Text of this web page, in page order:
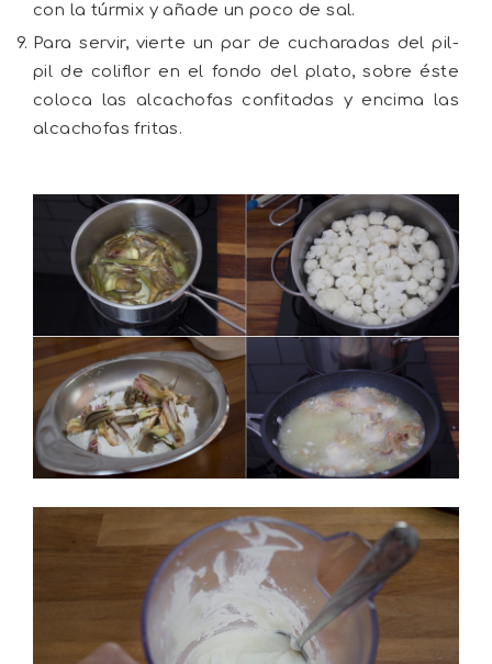
con la túrmix y añade un poco de sal.
Para servir, vierte un par de cucharadas del pil-
pil de coliflor en el fondo del plato, sobre éste
coloca las alcachofas confitadas y encima las
alcachofas fritas.